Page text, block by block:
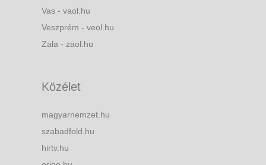
Vas - vaol.hu
Veszprém - veol.hu
Zala - zaol.hu
Közélet
magyarnemzet.hu
szabadfold.hu
hirtv.hu